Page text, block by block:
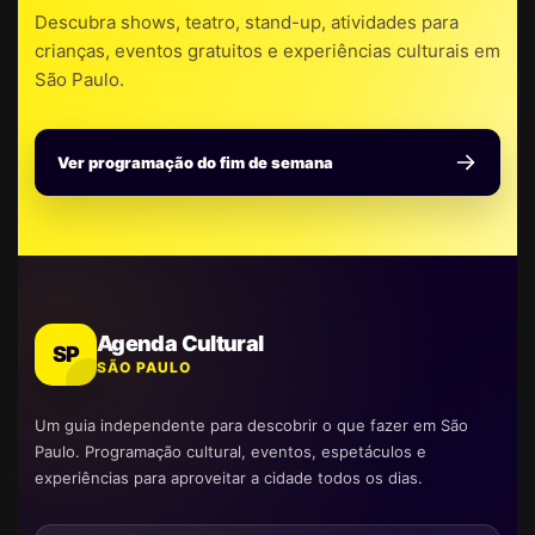
Descubra shows, teatro, stand-up, atividades para
crianças, eventos gratuitos e experiências culturais em
São Paulo.
Ver programação do fim de semana
SP Agenda Cultural
SÃO PAULO
Um guia independente para descobrir o que fazer em São
Paulo. Programação cultural, eventos, espetáculos e
experiências para aproveitar a cidade todos os dias.